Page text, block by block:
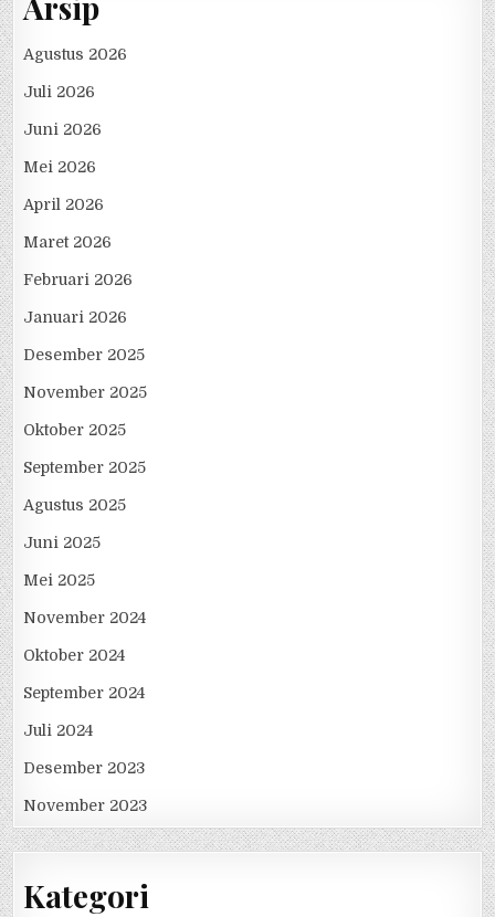
Agustus 2026
Juli 2026
Juni 2026
Mei 2026
April 2026
Maret 2026
Februari 2026
Januari 2026
Desember 2025
November 2025
Oktober 2025
September 2025
Agustus 2025
Juni 2025
Mei 2025
November 2024
Oktober 2024
September 2024
Juli 2024
Desember 2023
November 2023
Kategori